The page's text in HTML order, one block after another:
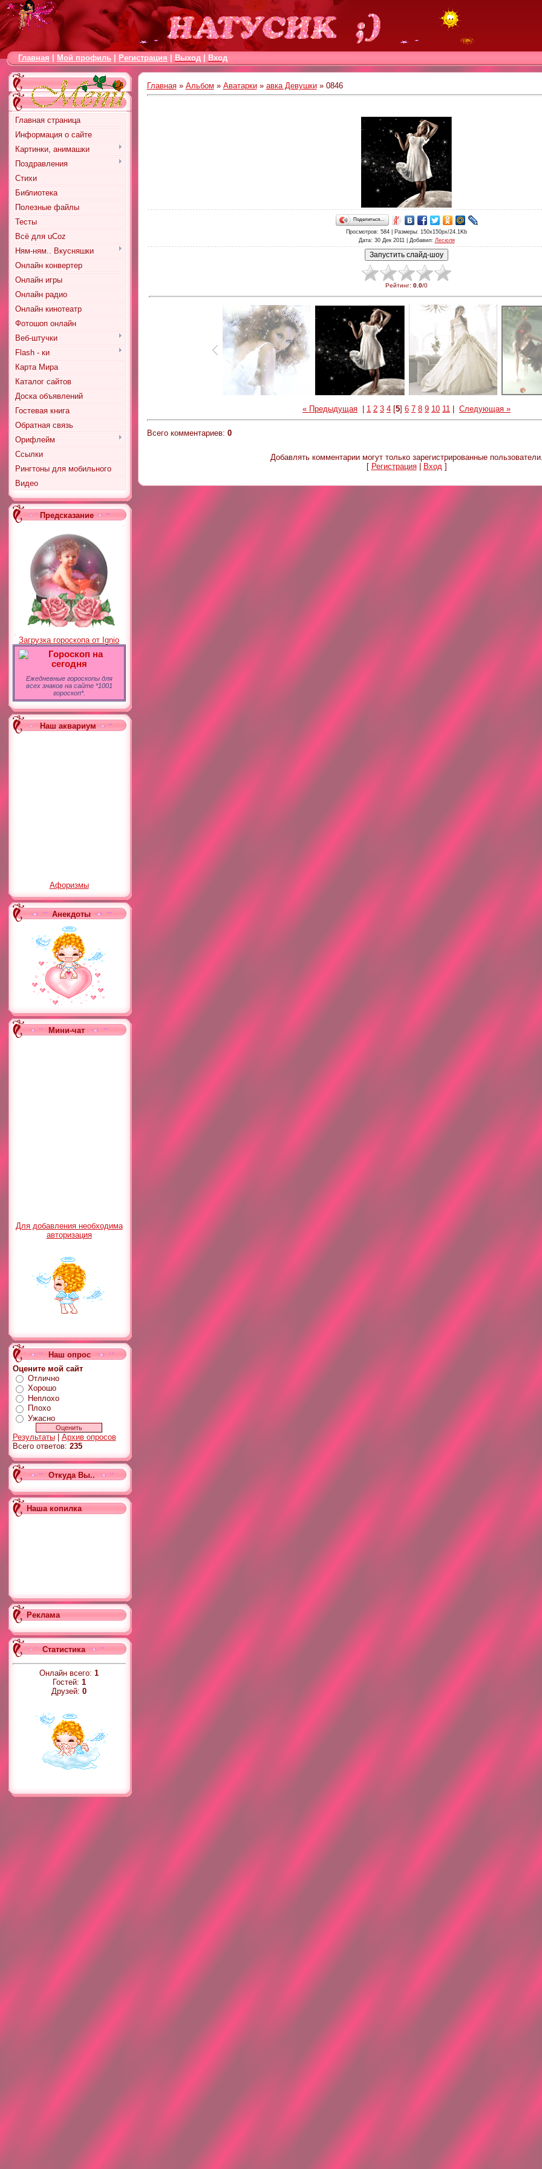
Главная Мой профиль Регистрация Выход Вход
Главная страница
Информация о сайте
Картинки, анимашки
Поздравления
Стихи
Библиотека
Полезные файлы
Тесты
Всё для uCoz
Ням-ням.. Вкусняшки
Онлайн конвертер
Онлайн игры
Онлайн радио
Онлайн кинотеатр
Фотошоп онлайн
Веб-штучки
Flash - ки
Карта Мира
Каталог сайтов
Доска объявлений
Гостевая книга
Обратная связь
Орифлейм
Ссылки
Рингтоны для мобильного
Видео
Предсказание
Загрузка гороскопа от Ignio
Гороскоп на
сегодня
Ежедневные гороскопы для
всех знаков на сайте *1001
гороскоп*.
Наш аквариум
Афоризмы
Анекдоты
Мини-чат
Для добавления необходима
авторизация
Наш опрос
Оцените мой сайт
Отлично
Хорошо
Неплохо
Плохо
Ужасно
Результаты| Архив опросов
Всего ответов: 235
Откуда Вы..
Наша копилка
Реклама
Статистика
Онлайн всего: 1
Гостей: 1
Друзей: 0
Главная» Альбом » Аватарки» авка Девушки» 0846
Поделиться…
Просмотров: 584 | Размеры: 150x150px/24.1Kb
Дата: 30 Дек 2011 | Добавил: Лесюля
Рейтинг: 0.0/0
« Предыдущая 1 2 3 4 [5] 6 7 8 9 10 11 Следующая »
Всего комментариев: 0
Добавлять комментарии могут только зарегистрированные
[ Регистрация| Вход ]